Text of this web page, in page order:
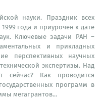
науки. Праздник всех
года и приурочен к дате
Ключевые задачи РАН –
и прикладных
перспективных научных
экспертизы. Над
сейчас? Как проводится
программ в
мегагрантов...